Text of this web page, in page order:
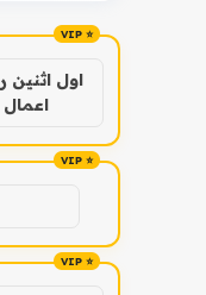
اول اثنين
اعمال